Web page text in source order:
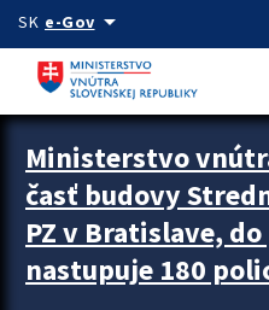
Preskocit na hlavný obsah
SK e-Govarrow_drop_down
Ministerstvo
časť budovy
PZ v Bratislave,
nastupuje 180